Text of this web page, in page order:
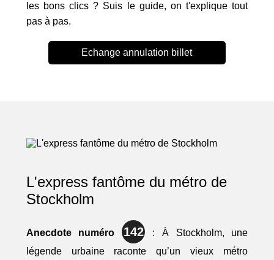
les bons clics ? Suis le guide, on t'explique tout
pas à pas.
Echange annulation billet
L'express fantôme du métro de
Stockholm
Anecdote numéro 142
: À Stockholm, une
légende urbaine raconte qu’un vieux métro